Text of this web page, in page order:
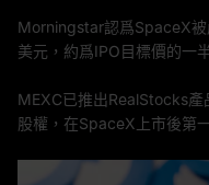
Morningstar認爲SpaceX
美元，約爲IPO目標價的一
MEXC已推出RealStocks
股權，在SpaceX上市後第